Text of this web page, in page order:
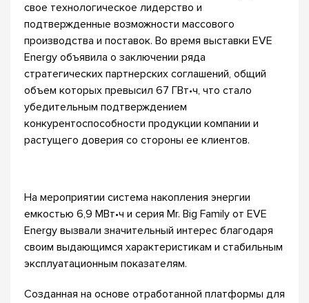
свое технологическое лидерство и
подтвержденные возможности массового
производства и поставок. Во время выставки EVE
Energy объявила о заключении ряда
стратегических партнерских соглашений, общий
объем которых превысил 67 ГВт•ч, что стало
убедительным подтверждением
конкурентоспособности продукции компании и
растущего доверия со стороны ее клиентов.
На мероприятии система накопления энергии
емкостью 6,9 МВт•ч и серия Mr. Big Family от EVE
Energy вызвали значительный интерес благодаря
своим выдающимся характеристикам и стабильным
эксплуатационным показателям.
Созданная на основе отработанной платформы для